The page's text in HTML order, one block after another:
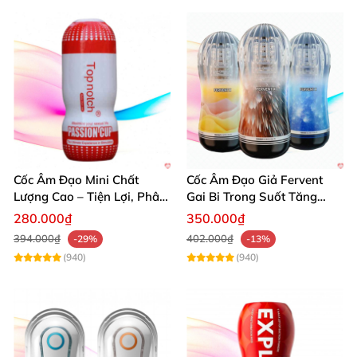
Cốc Âm Đạo Mini Chất
Lượng Cao – Tiện Lợi, Phân
Phối Chính Hãng
280.000₫
394.000₫
-29%
(940)
Cốc Âm Đạo Giả Fervent
Gai Bi Trong Suốt Tăng
Khoái Cảm
350.000₫
402.000₫
-13%
(940)